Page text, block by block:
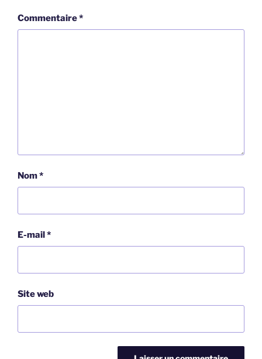
Commentaire*
Nom*
E-mail*
Site web